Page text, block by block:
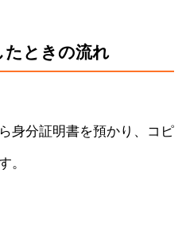
たときの流れ
身分証明書を預かり、コピ
。